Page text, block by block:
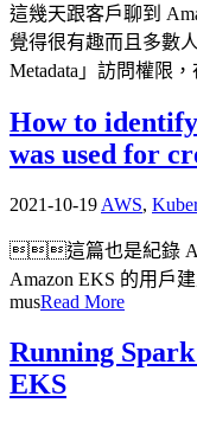
這幾天跟客戶聊到
覺得很有趣而且多數
Metadata」訪問權限
How to
was used for
2021-10-19 AWS,
這篇也是紀錄
Amazon EKS 的用戶
musRead More
Running
EKS